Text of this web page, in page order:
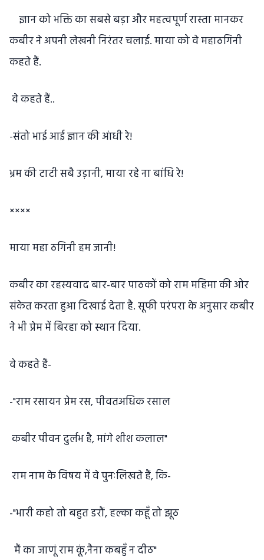
ज्ञान को भक्ति का सबसे बड़ा और महत्वपूर्ण रास्ता मानकर
कबीर ने अपनी लेखनी निरंतर चलाई. माया को वे महाठगिनी
कहते हैं.
वे कहते हैं..
-संतो भाई आई ज्ञान की आंधी रे!
भ्रम की टाटी सबै उड़ानी, माया रहे ना बांधि रे!
××××
माया महा ठगिनी हम जानी!
कबीर का रहस्यवाद बार-बार पाठकों को राम महिमा की ओर
संकेत करता हुआ दिखाई देता है. सूफी परंपरा के अनुसार कबीर
ने भी प्रेम में बिरहा को स्थान दिया.
वे कहते हैं-
-"राम रसायन प्रेम रस, पीवतअधिक रसाल
कबीर पीवन दुर्लभ है, मांगे शीश कलाल"
राम नाम के विषय में वे पुनःलिखते हैं, कि-
-"भारी कहो तो बहुत डरौं, हल्का कहूँ तो झूठ
मैं का जाणूं राम कूं,नैना कबहुँ न दीठ"